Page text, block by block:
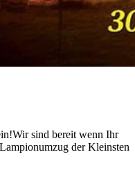
sind bereit wenn Ihr
der Kleinsten